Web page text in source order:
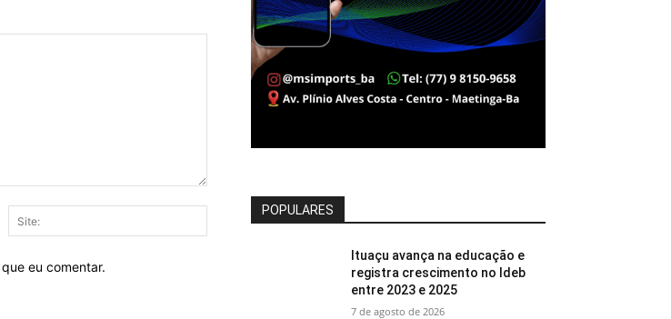
eu comentar.
POPULARES
Ituaçu avança na educação e
registra crescimento no Ideb
entre 2023 e 2025
7 de agosto de 2026